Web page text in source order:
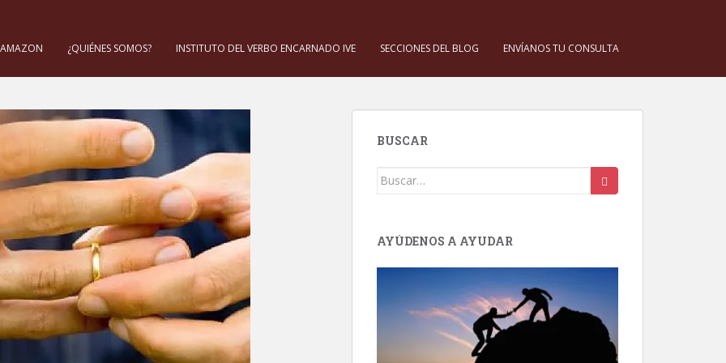
¿QUIÉNES SOMOS? INSTITUTO DEL VERBO ENCARNADO IVE SECCIONES DEL BLOG ENVÍANOS TU CONSULTA
BUSCAR
Buscar:
AYÚDENOS A AYUDAR